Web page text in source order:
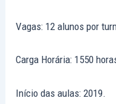
Vagas: 12 alunos por
Carga Horária: 1550
Início das aulas: 2019.